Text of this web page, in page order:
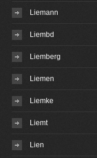
Liemann
Liembd
Liemberg
Liemen
Liemke
Liemt
Lien